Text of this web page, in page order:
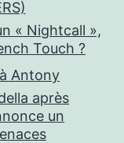
« Nightcall »,
Touch ?
Antony
après
un